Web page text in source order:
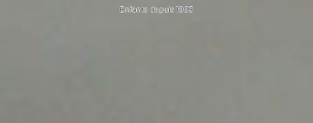
Enfants depuis 1993